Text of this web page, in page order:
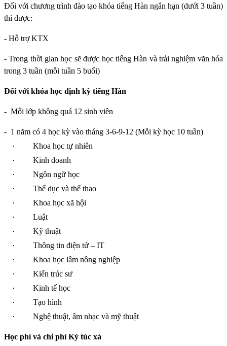
Đối với chương trình đào tạo khóa tiếng Hàn ngắn hạn (dưới 3 tuần)
thì được:
- Hỗ trợ KTX
- Trong thời gian học sẽ được học tiếng Hàn và trải nghiệm văn hóa
trong 3 tuần (mỗi tuần 5 buổi)
Đối với khóa học định kỳ tiếng Hàn
- Mỗi lớp không quá 12 sinh viên
- 1 năm có 4 học kỳ vào tháng 3-6-9-12 (Mỗi kỳ học 10 tuần)
·
Khoa học tự nhiên
·
Kinh doanh
·
Ngôn ngữ học
·
Thể dục và thể thao
·
Khoa học xã hội
·
Luật
·
Kỹ thuật
·
Thông tin điện tử – IT
·
Khoa học lâm nông nghiệp
·
Kiến trúc sư
·
Kinh tế học
·
Tạo hình
·
Nghệ thuật, âm nhạc và mỹ thuật
Học phí và chi phí Ký túc xá